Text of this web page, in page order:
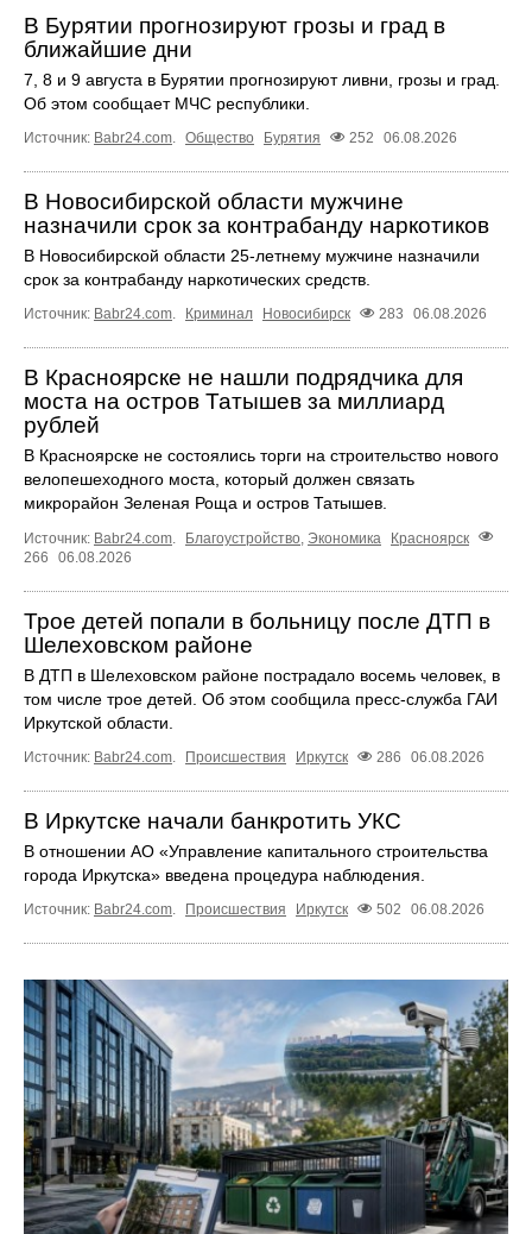
В Бурятии прогнозируют грозы и град в
ближайшие дни
7, 8 и 9 августа в Бурятии прогнозируют ливни, грозы и град.
Об этом сообщает МЧС республики.
Источник: Babr24.com. Общество Бурятия 252 06.08.2026
В Новосибирской области мужчине
назначили срок за контрабанду наркотиков
В Новосибирской области 25-летнему мужчине назначили
срок за контрабанду наркотических средств.
Источник: Babr24.com. Криминал Новосибирск 283 06.08.2026
В Красноярске не нашли подрядчика для
моста на остров Татышев за миллиард
рублей
В Красноярске не состоялись торги на строительство нового
велопешеходного моста, который должен связать
микрорайон Зеленая Роща и остров Татышев.
Источник: Babr24.com Благоустройство Экономика
Красноярск
266
06.08.2026
Трое детей попали в больницу после ДТП в
Шелеховском районе
В ДТП в Шелеховском районе пострадало восемь человек, в
том числе трое детей. Об этом сообщила пресс‑служба ГАИ
Иркутской области.
Источник: Babr24.com Происшествия Иркутск 286 06.08.2026
В Иркутске начали банкротить УКС
В отношении АО «Управление капитального строительства
города Иркутска» введена процедура наблюдения.
Источник: Babr24.com. Происшествия Иркутск 502 06.08.2026